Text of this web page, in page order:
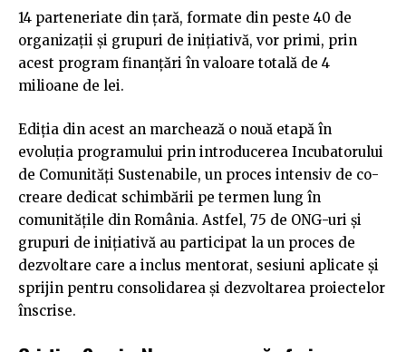
14 parteneriate din țară, formate din peste 40 de
organizații și grupuri de inițiativă, vor primi, prin
acest program finanțări în valoare totală de 4
milioane de lei.
Ediția din acest an marchează o nouă etapă în
evoluția programului prin introducerea Incubatorului
de Comunități Sustenabile, un proces intensiv de co-
creare dedicat schimbării pe termen lung în
comunitățile din România. Astfel, 75 de ONG-uri și
grupuri de inițiativă au participat la un proces de
dezvoltare care a inclus mentorat, sesiuni aplicate și
sprijin pentru consolidarea și dezvoltarea proiectelor
înscrise.